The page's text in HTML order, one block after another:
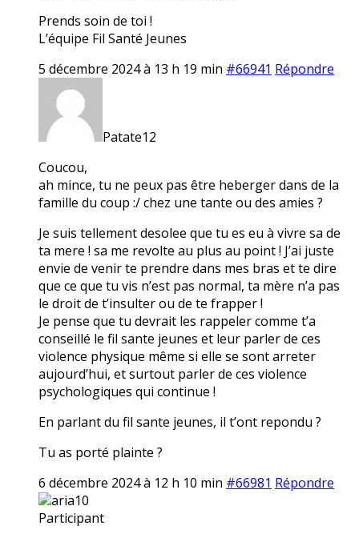
Prends soin de toi !
L’équipe Fil Santé Jeunes
5 décembre 2024 à 13 h 19 min #66941 Répondre
Patate12
Coucou,
ah mince, tu ne peux pas être heberger dans de la
famille du coup :/ chez une tante ou des amies ?
Je suis tellement desolee que tu es eu à vivre sa de
ta mere ! sa me revolte au plus au point ! J’ai juste
envie de venir te prendre dans mes bras et te dire
que ce que tu vis n’est pas normal, ta mère n’a pas
le droit de t’insulter ou de te frapper !
Je pense que tu devrait les rappeler comme t’a
conseillé le fil sante jeunes et leur parler de ces
violence physique même si elle se sont arreter
aujourd’hui, et surtout parler de ces violence
psychologiques qui continue !
En parlant du fil sante jeunes, il t’ont repondu ?
Tu as porté plainte ?
6 décembre 2024 à 12 h 10 min #66981 Répondre
aria10
Participant